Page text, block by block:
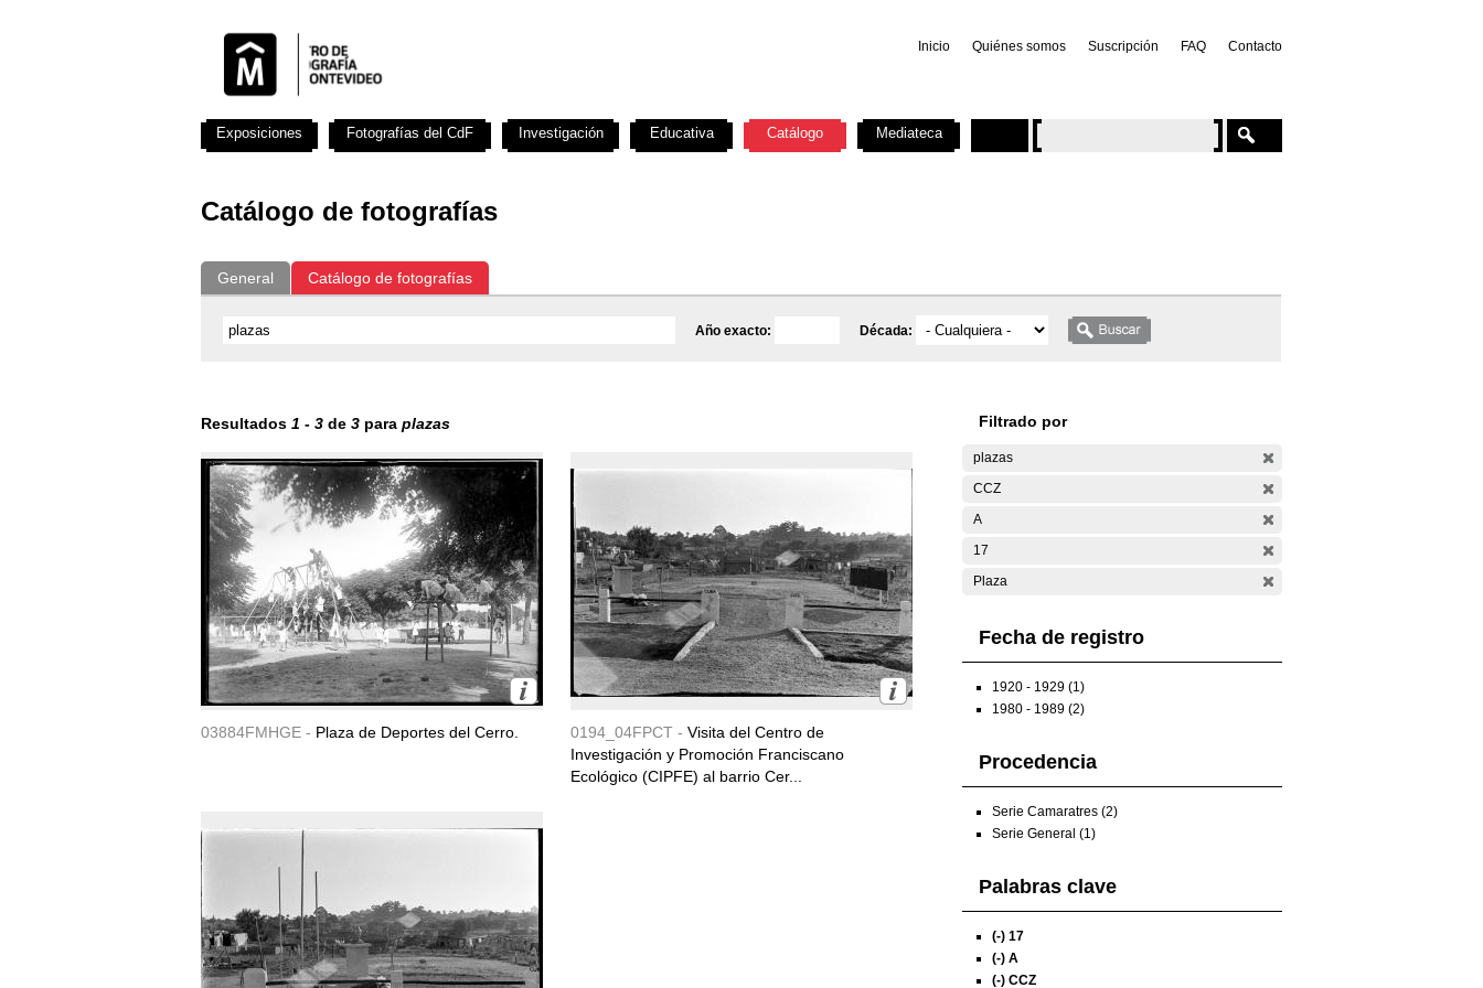
Inicio Quiénes somos Suscripción FAQ Contacto
Catálogo de fotografías
General Catálogo de fotografías
Año exacto: Década:
Resultados 1 - 3 de 3 para plazas
03884FMHGE - Plaza de Deportes del Cerro. 0194_04FPCT - Visita del Centro de
Investigación y Promoción Franciscano
Ecológico (CIPFE) al barrio Cer...
Filtrado por
plazas
CCZ
A
17
Plaza
Fecha de registro
1920 - 1929 (1)
1980 - 1989 (2)
Procedencia
Serie Camaratres (2)
Serie General (1)
Palabras clave
(-) 17
(-) A
(-) CCZ
Exposiciones Fotografías del CdF Investigación Educativa Catálogo Mediateca